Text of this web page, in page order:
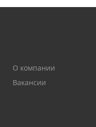
О компании
Вакансии